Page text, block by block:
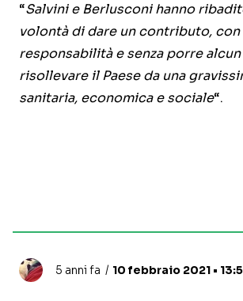
“Salvini e Berlusconi hanno
volontà di dare un contributo, con
responsabilità e senza porre
risollevare il Paese da una
sanitaria, economica e sociale“.
5 anni fa 10 febbraio 2021 •